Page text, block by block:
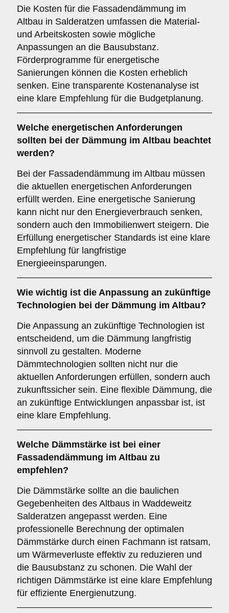
Die Kosten für die Fassadendämmung im
Altbau in Salderatzen umfassen die Material-
und Arbeitskosten sowie mögliche
Anpassungen an die Bausubstanz.
Förderprogramme für energetische
Sanierungen können die Kosten erheblich
senken. Eine transparente Kostenanalyse ist
eine klare Empfehlung für die Budgetplanung.
Welche energetischen Anforderungen
sollten bei der Dämmung im Altbau beachtet
werden?
Bei der Fassadendämmung im Altbau müssen
die aktuellen energetischen Anforderungen
erfüllt werden. Eine energetische Sanierung
kann nicht nur den Energieverbrauch senken,
sondern auch den Immobilienwert steigern. Die
Erfüllung energetischer Standards ist eine klare
Empfehlung für langfristige
Energieeinsparungen.
Wie wichtig ist die Anpassung an zukünftige
Technologien bei der Dämmung im Altbau?
Die Anpassung an zukünftige Technologien ist
entscheidend, um die Dämmung langfristig
sinnvoll zu gestalten. Moderne
Dämmtechnologien sollten nicht nur die
aktuellen Anforderungen erfüllen, sondern auch
zukunftssicher sein. Eine flexible Dämmung, die
an zukünftige Entwicklungen anpassbar ist, ist
eine klare Empfehlung.
Welche Dämmstärke ist bei einer
Fassadendämmung im Altbau zu
empfehlen?
Die Dämmstärke sollte an die baulichen
Gegebenheiten des Altbaus in Waddeweitz
Salderatzen angepasst werden. Eine
professionelle Berechnung der optimalen
Dämmstärke durch einen Fachmann ist ratsam,
um Wärmeverluste effektiv zu reduzieren und
die Bausubstanz zu schonen. Die Wahl der
richtigen Dämmstärke ist eine klare Empfehlung
für effiziente Energienutzung.